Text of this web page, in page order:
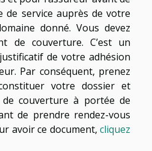
de service auprès de votre
donné. Vous devez
de couverture. C’est un
de votre adhésion
Par conséquent, prenez
votre dossier et
couverture à portée de
de prendre rendez-vous
avoir ce document, cliquez